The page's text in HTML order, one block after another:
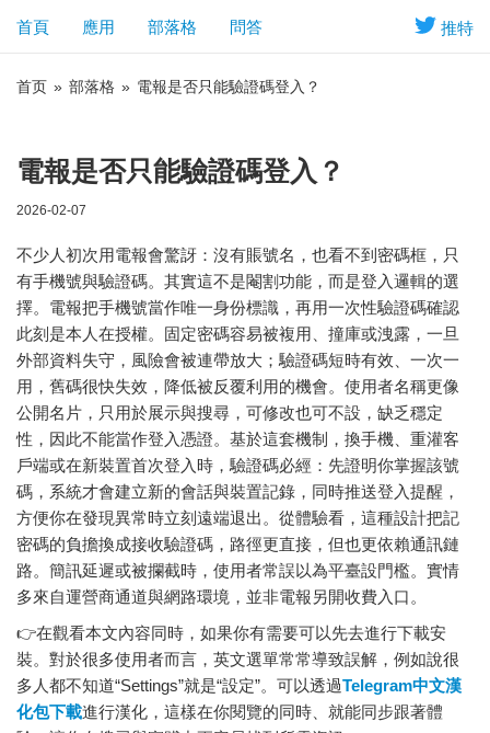
推特
首頁 應用 部落格 問答
首页 » 部落格 » 電報是否只能驗證碼登入？
電報是否只能驗證碼登入？
2026-02-07
不少人初次用電報會驚訝：沒有賬號名，也看不到密碼框，只
有手機號與驗證碼。其實這不是閹割功能，而是登入邏輯的選
擇。電報把手機號當作唯一身份標識，再用一次性驗證碼確認
此刻是本人在授權。固定密碼容易被複用、撞庫或洩露，一旦
外部資料失守，風險會被連帶放大；驗證碼短時有效、一次一
用，舊碼很快失效，降低被反覆利用的機會。使用者名稱更像
公開名片，只用於展示與搜尋，可修改也可不設，缺乏穩定
性，因此不能當作登入憑證。基於這套機制，換手機、重灌客
戶端或在新裝置首次登入時，驗證碼必經：先證明你掌握該號
碼，系統才會建立新的會話與裝置記錄，同時推送登入提醒，
方便你在發現異常時立刻遠端退出。從體驗看，這種設計把記
密碼的負擔換成接收驗證碼，路徑更直接，但也更依賴通訊鏈
路。簡訊延遲或被攔截時，使用者常誤以為平臺設門檻。實情
多來自運營商通道與網路環境，並非電報另開收費入口。
👉在觀看本文內容同時，如果你有需要可以先去進行下載安
裝。對於很多使用者而言，英文選單常常導致誤解，例如說很
多人都不知道“Settings”就是“設定”。可以透過Telegram中文漢
化包下載進行漢化，這樣在你閱覽的同時、就能同步跟著體